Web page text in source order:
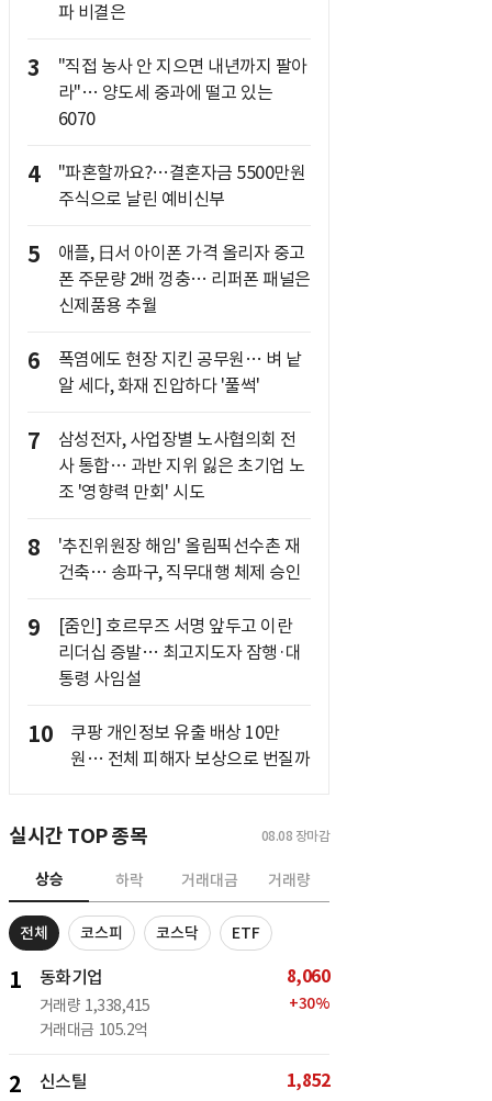
파 비결은
3
"직접 농사 안 지으면 내년까지 팔아
라"… 양도세 중과에 떨고 있는
6070
4
"파혼할까요?…결혼자금 5500만원
주식으로 날린 예비신부
5
애플, 日서 아이폰 가격 올리자 중고
폰 주문량 2배 껑충… 리퍼폰 패널은
신제품용 추월
6
폭염에도 현장 지킨 공무원… 벼 낱
알 세다, 화재 진압하다 '풀썩'
7
삼성전자, 사업장별 노사협의회 전
사 통합… 과반 지위 잃은 초기업 노
조 '영향력 만회' 시도
8
'추진위원장 해임' 올림픽선수촌 재
건축… 송파구, 직무대행 체제 승인
9
[줌인] 호르무즈 서명 앞두고 이란
리더십 증발… 최고지도자 잠행·대
통령 사임설
10
쿠팡 개인정보 유출 배상 10만
원… 전체 피해자 보상으로 번질까
실시간 TOP 종목 08.08 장마감
상승 하락 거래대금 거래량
전체 코스피 코스닥 ETF
1 동화기업
거래량 1,338,415
거래대금 105.2억
8,060
+30%
2 신스틸 1,852